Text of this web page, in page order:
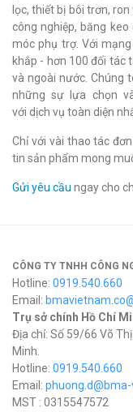
lọc, thiết bị bôi trơn,
công nghiệp, băng
móc phụ trợ. Với
khắp - hơn 100 đối tác
và ngoài nước. Chúng
những sự lựa chọn
với dịch vụ toàn diện
Chỉ với vài thao tác
tin sản phẩm mong
Gửi yêu cầu ngay cho
CÔNG TY TNHH CÔNG
Hotline: 0919.540.660
Email:
Trụ sở chính Hồ Chí
Địa chỉ: Số 59/66 Võ Thị
Minh.
Hotline: 0919.540.660
Email:
MST : 0315547572